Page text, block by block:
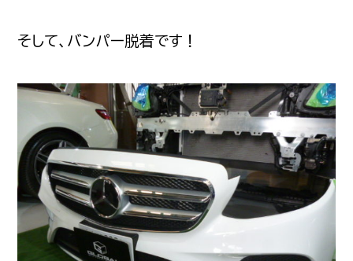
そして、バンパー脱着です！